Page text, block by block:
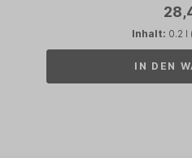
Inhalt: 0.2 l
IN DEN